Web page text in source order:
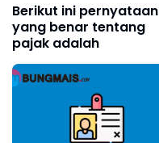
Berikut ini pernyataan
yang benar tentang
pajak adalah